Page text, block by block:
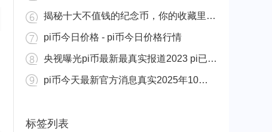
揭秘十大不值钱的纪念币，你的收藏里有吗？
pi币今日价格 - pi币今日价格行情
央视曝光pi币最新最真实报道2023 pi已经成功了是真的吗（假的）
pi币今天最新官方消息真实2025年10月 派币今天最新消息介绍
标签列表